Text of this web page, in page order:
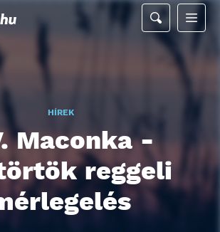
HÍREK
Maconka -
reggeli